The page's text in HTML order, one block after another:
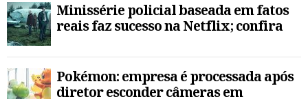
Minissérie policial baseada em fatos
reais faz sucesso na Netflix; confira
Pokémon: empresa é processada após
diretor esconder câmeras em